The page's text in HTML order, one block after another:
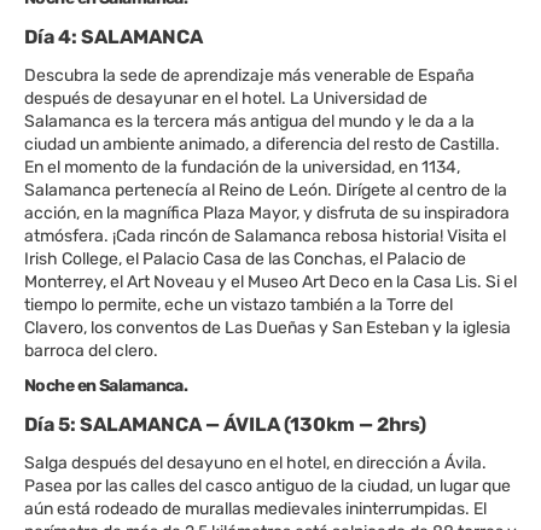
Día 4: SALAMANCA
Descubra la sede de aprendizaje más venerable de España
después de desayunar en el hotel. La Universidad de
Salamanca es la tercera más antigua del mundo y le da a la
ciudad un ambiente animado, a diferencia del resto de Castilla.
En el momento de la fundación de la universidad, en 1134,
Salamanca pertenecía al Reino de León. Dirígete al centro de la
acción, en la magnífica Plaza Mayor, y disfruta de su inspiradora
atmósfera. ¡Cada rincón de Salamanca rebosa historia! Visita el
Irish College, el Palacio Casa de las Conchas, el Palacio de
Monterrey, el Art Noveau y el Museo Art Deco en la Casa Lis. Si el
tiempo lo permite, eche un vistazo también a la Torre del
Clavero, los conventos de Las Dueñas y San Esteban y la iglesia
barroca del clero.
Noche en Salamanca.
Día 5: SALAMANCA — ÁVILA (130km — 2hrs)
Salga después del desayuno en el hotel, en dirección a Ávila.
Pasea por las calles del casco antiguo de la ciudad, un lugar que
aún está rodeado de murallas medievales ininterrumpidas. El